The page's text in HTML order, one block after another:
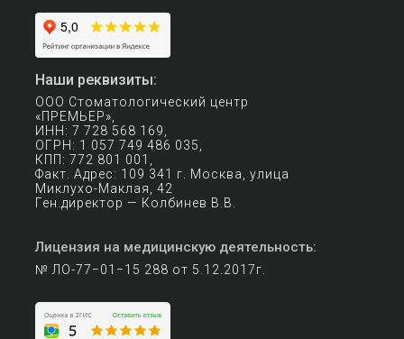
Лицензия на медицинскую деятельность:
№ ЛО-77−01−15 288 от 5.12.2017г.
ООО Стоматологический центр
«ПРЕМЬЕР»,
ИНН: 7 728 568 169,
ОГРН: 1 057 749 486 035,
КПП: 772 801 001,
Факт. Адрес: 109 341 г. Москва, улица
Миклухо-Маклая, 42
Ген.директор — Колбинев В.В.
Наши реквизиты: